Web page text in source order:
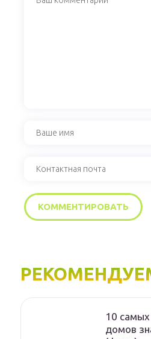
10
домов